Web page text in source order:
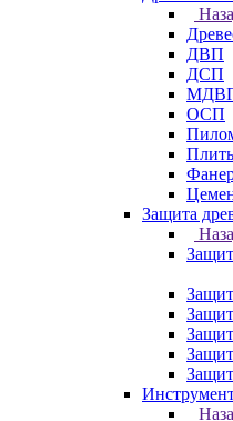
ДВП
ДСП
ОСП
Защита